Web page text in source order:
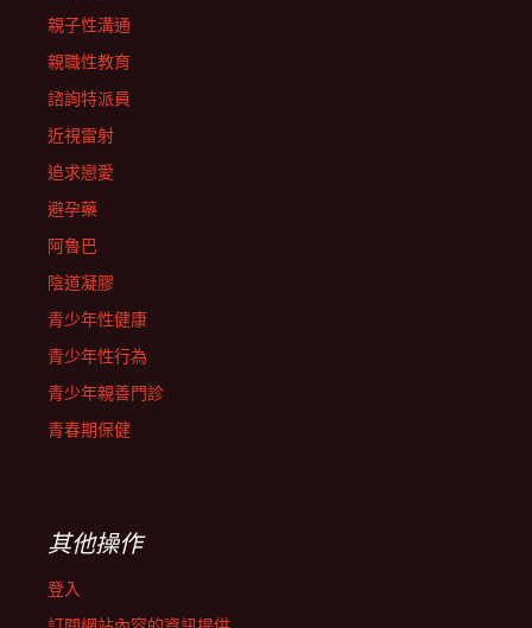
親子性溝通
親職性教育
諮詢特派員
近視雷射
追求戀愛
避孕藥
阿魯巴
陰道凝膠
青少年性健康
青少年性行為
青少年親善門診
青春期保健
其他操作
登入